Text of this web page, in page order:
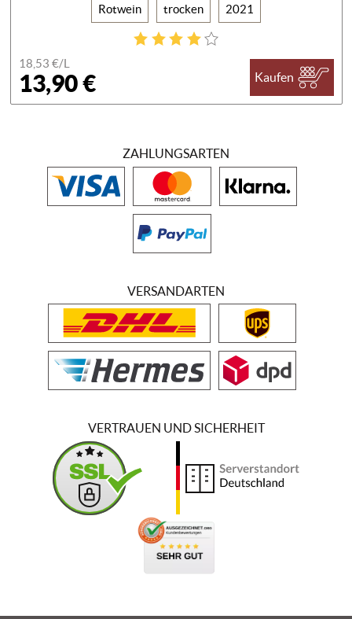
Rotwein trocken 2021
18,53 €/L
13,90 € Kaufen
ZAHLUNGSARTEN
VERSANDARTEN
VERTRAUEN UND SICHERHEIT